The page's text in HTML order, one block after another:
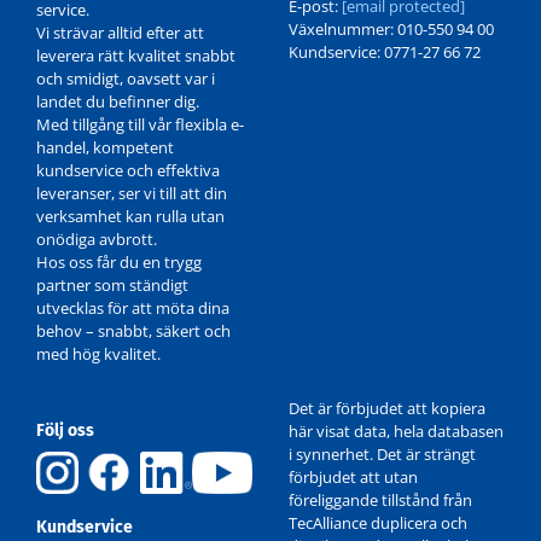
service.
Vi strävar alltid efter att
leverera rätt kvalitet snabbt
och smidigt, oavsett var i
landet du befinner dig.
Med tillgång till vår flexibla e-
handel, kompetent
kundservice och effektiva
leveranser, ser vi till att din
verksamhet kan rulla utan
onödiga avbrott.
Hos oss får du en trygg
partner som ständigt
utvecklas för att möta dina
behov – snabbt, säkert och
med hög kvalitet.
E-post: [email protected]
Växelnummer: 010-550 94 00
Kundservice: 0771-27 66 72
Följ oss
Kundservice
Det är förbjudet att kopiera
här visat data, hela databasen
i synnerhet. Det är strängt
förbjudet att utan
föreliggande tillstånd från
TecAlliance duplicera och